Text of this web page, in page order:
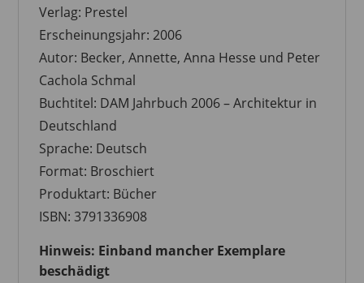
Verlag: Prestel
Erscheinungsjahr:2006
Autor: Becker, Annette, Anna Hesse und Peter
Cachola Schmal
Buchtitel: DAM Jahrbuch 2006 – Architektur in
Deutschland
Sprache: Deutsch
Format: Broschiert
Produktart: Bücher
ISBN:3791336908
Hinweis: Einband mancher Exemplare
beschädigt